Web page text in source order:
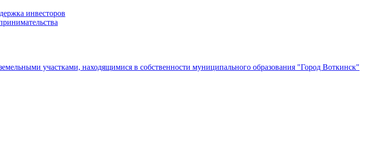
инвесторов
участками, находящимися в собственности муниципального образования "Город Воткинск"